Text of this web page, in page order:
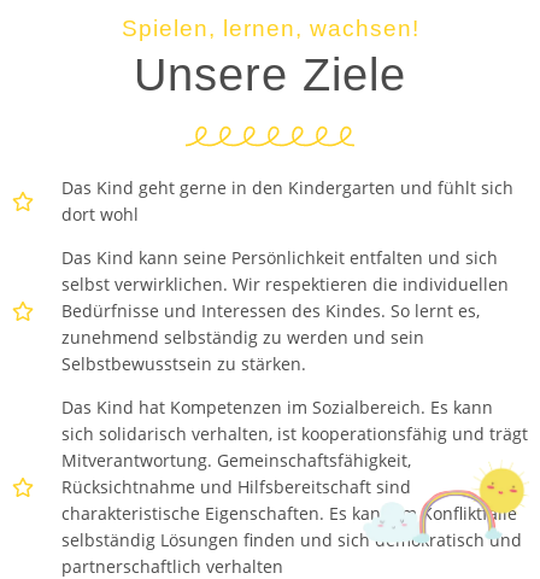
Spielen, lernen, wachsen!
Unsere Ziele
Das Kind geht gerne in den Kindergarten und fühlt sich
dort wohl
Das Kind kann seine Persönlichkeit entfalten und sich
selbst verwirklichen. Wir respektieren die individuellen
Bedürfnisse und Interessen des Kindes. So lernt es,
zunehmend selbständig zu werden und sein
Selbstbewusstsein zu stärken.
Das Kind hat Kompetenzen im Sozialbereich. Es kann
sich solidarisch verhalten, ist kooperationsfähig und trägt
Mitverantwortung. Gemeinschaftsfähigkeit,
Rücksichtnahme und Hilfsbereitschaft sind
charakteristische Eigenschaften. Es kann im Konfliktfalle
selbständig Lösungen finden und sich demokratisch und
partnerschaftlich verhalten